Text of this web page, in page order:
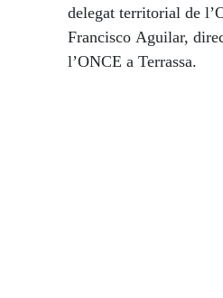
delegat territorial de
Francisco Aguilar,
l’ONCE a Terrassa.